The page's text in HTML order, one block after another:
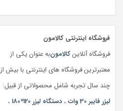
فروشگاه اینترنتی کالامون
فروشگاه آنلاینکالامونبه عنوان یکی از
معتبرترین فروشگاه های اینترنتی با بیش از
چند سال تجربه شامل محصولاتی از قبیل:
لیزر فایبر 30 وات
، دستگاه لیزر 120*180
،